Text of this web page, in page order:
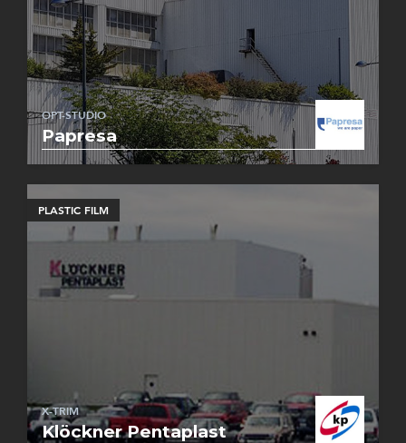
OPT-STUDIO
Papresa
PLASTIC FILM
X-TRIM
Klöckner Pentaplast